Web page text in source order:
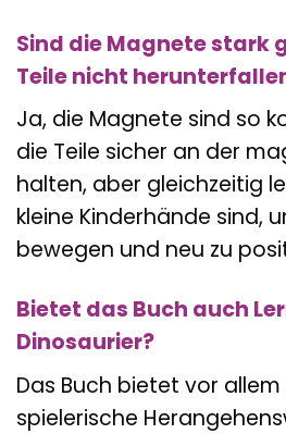
Sind die Magnete stark
Teile nicht
Ja, die Magnete sind so
die Teile sicher an der
halten, aber gleichzeitig
kleine Kinderhände sind,
bewegen und neu zu
Bietet das Buch auch
Dinosaurier?
Das Buch bietet vor
spielerische